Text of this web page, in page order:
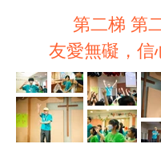
第二梯 第
友愛無礙，信